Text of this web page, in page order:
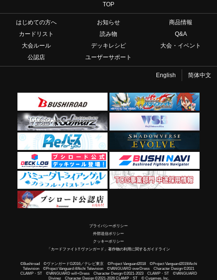
TOP
はじめての方へ お知らせ
商品情報
カードリスト
読み物
Q&A
大会ルール
デッキレシピ
大会・イベント
公認店
ユーザーサポート
English 简体中文
プライバシーポリシー
外部送信ポリシー
クッキーポリシー
「カードファイト!! ヴァンガード」著作物の利用に関するガイドライン
©Bushiroad ©ヴァンガードG2016／テレビ東京 ©Project Vanguard2018 ©Project Vanguard2019/Aichi
Television ©Project Vanguard if/Aichi Television ©VANGUARD overDress Character Design ©2021
CLAMP・ST ©VANGUARD will+Dress Character Design ©2021-2023 CLAMP・ST ©VANGUARD
Divinez Character Design ©2021-2026 CLAMP・ST © Cygames, Inc.